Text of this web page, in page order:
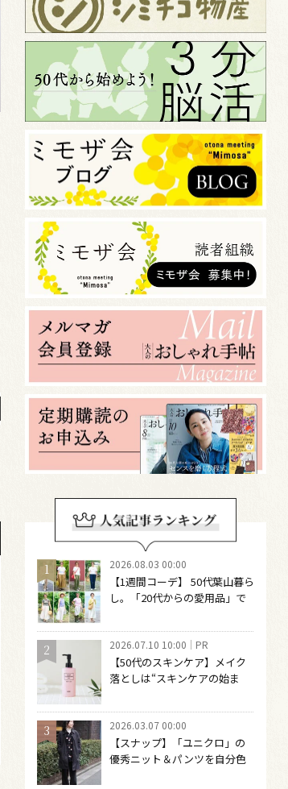
2026.08.03 00:00
【1週間コーデ】 50代葉山暮ら
し。「20代からの愛用品」で
～ 桐野恵美さん #022 Emi
Kirino～
2026.07.10 10:00 PR
【50代のスキンケア】メイク
落としは“スキンケアの始ま
いに満ちる、新発想のクレン
ジングオイル
2026.03.07 00:00
【スナップ】「ユニクロ」の
優秀ニット＆パンツを自分色